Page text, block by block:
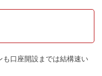
も口座開設までは結構速い